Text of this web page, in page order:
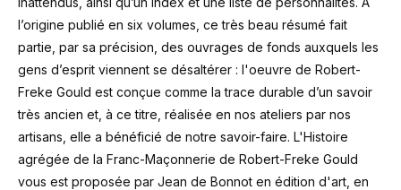
l’origine publié en six volumes, ce très beau résumé fait
partie, par sa précision, des ouvrages de fonds auxquels les
gens d’esprit viennent se désaltérer : l'oeuvre de Robert-
Freke Gould est conçue comme la trace durable d’un savoir
très ancien et, à ce titre, réalisée en nos ateliers par nos
artisans, elle a bénéficié de notre savoir-faire. L'Histoire
agrégée de la Franc-Maçonnerie de Robert-Freke Gould
vous est proposée par Jean de Bonnot en édition d'art, en